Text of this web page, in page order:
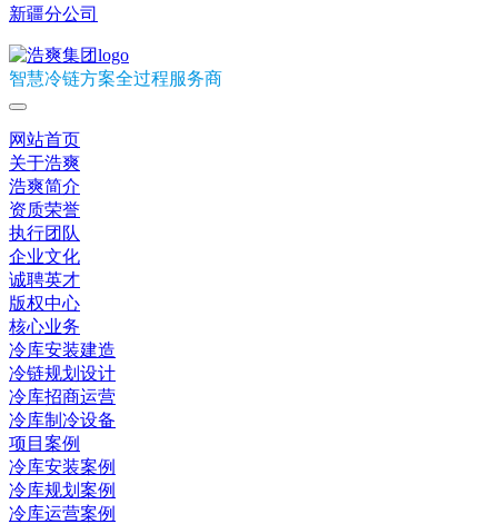
新疆分公司
智慧冷链方案全过程服务商
网站首页
关于浩爽
浩爽简介
资质荣誉
执行团队
企业文化
诚聘英才
版权中心
核心业务
冷库安装建造
冷链规划设计
冷库招商运营
冷库制冷设备
项目案例
冷库安装案例
冷库规划案例
冷库运营案例